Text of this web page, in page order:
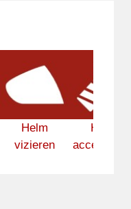
Helm
vizieren
Helm